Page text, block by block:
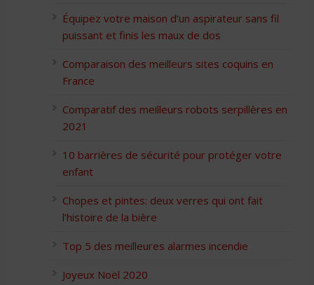
Équipez votre maison d’un aspirateur sans fil
puissant et finis les maux de dos
Comparaison des meilleurs sites coquins en
France
Comparatif des meilleurs robots serpillères en
2021
10 barrières de sécurité pour protéger votre
enfant
Chopes et pintes: deux verres qui ont fait
l’histoire de la bière
Top 5 des meilleures alarmes incendie
Joyeux Noël 2020